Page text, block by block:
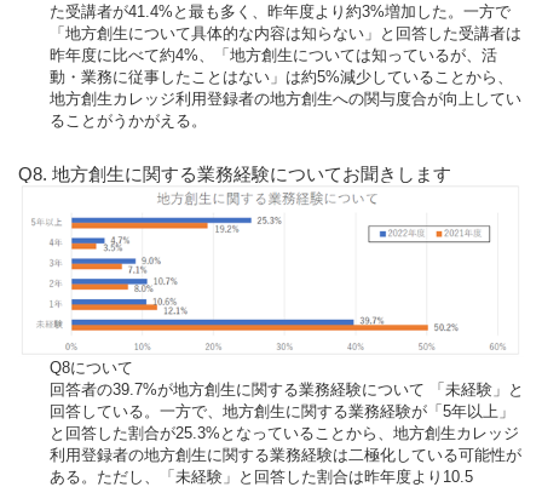
た受講者が41.4%と最も多く、昨年度より約3%増加した。一方で
「地方創生について具体的な内容は知らない」と回答した受講者は
昨年度に比べて約4%、「地方創生については知っているが、活
動・業務に従事したことはない」は約5%減少していることから、
地方創生カレッジ利用登録者の地方創生への関与度合が向上してい
ることがうかがえる。
Q8. 地方創生に関する業務経験についてお聞きします
Q8について
回答者の39.7%が地方創生に関する業務経験について 「未経験」と
回答している。一方で、地方創生に関する業務経験が「5年以上」
と回答した割合が25.3%となっていることから、地方創生カレッジ
利用登録者の地方創生に関する業務経験は二極化している可能性が
ある。ただし、「未経験」と回答した割合は昨年度より10.5